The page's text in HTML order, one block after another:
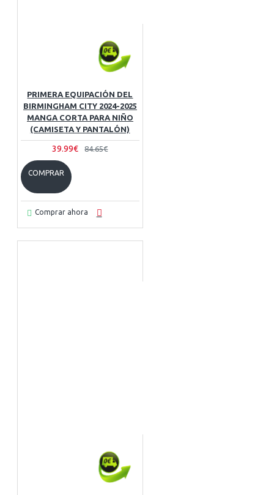
PRIMERA EQUIPACIÓN DEL
BIRMINGHAM CITY 2024-2025
MANGA CORTA PARA NIÑO
(CAMISETA Y PANTALÓN)
39.99€ 84.65€
COMPRAR
Comprar ahora